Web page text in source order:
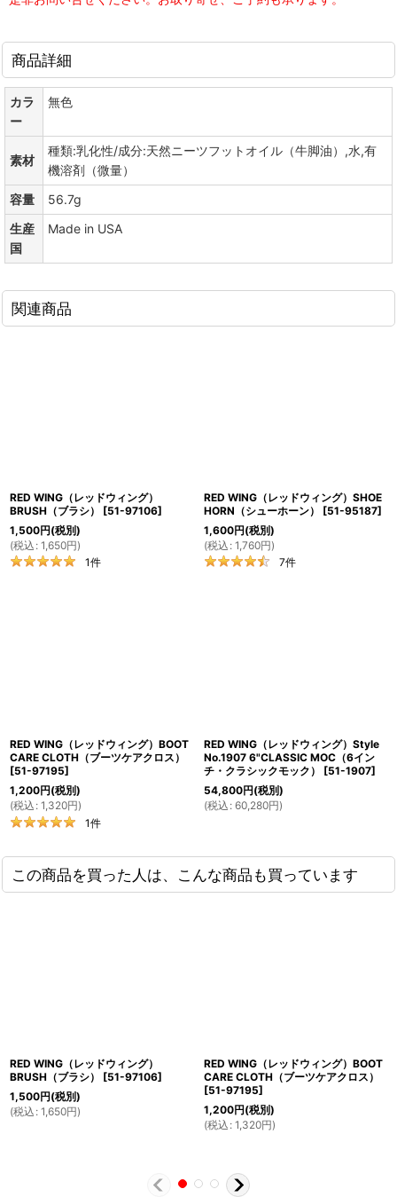
商品詳細
カラ
ー
無色
素材
種類:乳化性/成分:天然ニーツフットオイル（牛脚油）,水,有
機溶剤（微量）
容量
56.7g
生産
国
Made in USA
関連商品
RED WING（レッドウィング）
BRUSH（ブラシ）
[51-97106]
1,500円(税別)
(税込 : 1,650円)
1件
RED WING（レッドウィング）SHOE
HORN（シューホーン）
[51-95187]
1,600円(税別)
(税込 : 1,760円)
7件
RED WING（レッドウィング）BOOT
CARE CLOTH（ブーツケアクロス）
[51-97195]
1,200円(税別)
(税込 : 1,320円)
1件
RED WING（レッドウィング）Style
No.1907 6"CLASSIC MOC（6イン
チ・クラシックモック）
[51-1907]
54,800円(税別)
(税込 : 60,280円)
この商品を買った人は、こんな商品も買っています
RED WING（レッドウィング）
BRUSH（ブラシ）
[51-97106]
1,500円(税別)
(税込 : 1,650円)
RED WING（レッドウィング）BOOT
CARE CLOTH（ブーツケアクロス）
[51-97195]
1,200円(税別)
(税込 : 1,320円)